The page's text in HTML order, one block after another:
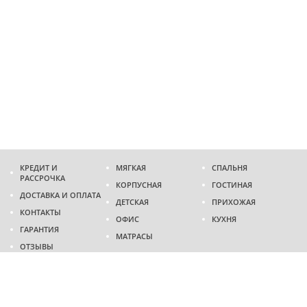
КРЕДИТ И
РАССРОЧКА
ДОСТАВКА И ОПЛАТА
КОНТАКТЫ
ГАРАНТИЯ
ОТЗЫВЫ
МЯГКАЯ
КОРПУСНАЯ
ДЕТСКАЯ
ОФИС
МАТРАСЫ
СПАЛЬНЯ
ГОСТИНАЯ
ПРИХОЖАЯ
КУХНЯ